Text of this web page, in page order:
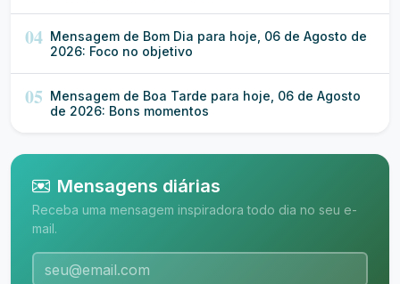
04 Mensagem de Bom Dia para hoje, 06 de Agosto de
2026: Foco no objetivo
05 Mensagem de Boa Tarde para hoje, 06 de Agosto
de 2026: Bons momentos
Mensagens diárias
Receba uma mensagem inspiradora todo dia no seu e-
mail.